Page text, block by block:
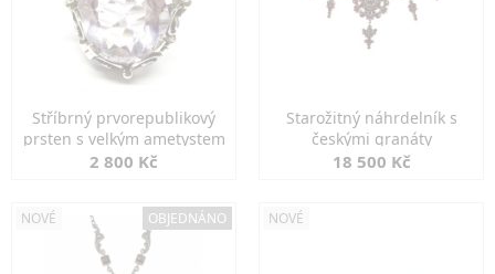
Stříbrný prvorepublikový
prsten s velkým ametystem
2 800 Kč
Starožitný náhrdelník s
českými granáty
18 500 Kč
NOVÉ OBJEDNÁNO NOVÉ